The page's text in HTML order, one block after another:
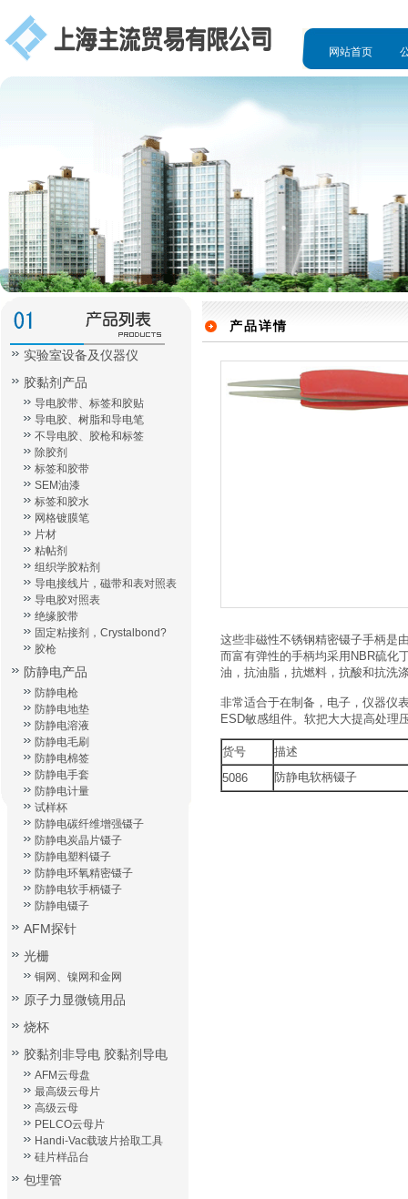
网站首页
产品详情
这些非磁性不锈钢精密镊子手柄是
而富有弹性的手柄均采用 NBR硫化
油 ，抗油脂 ，抗燃料 ，抗酸和抗洗
非常适合于在制备 ， 电子，仪器仪
ESD敏感组件。 软把大大提高处理
货号
描述
5086
防静电软柄镊子
实验室设备及仪器仪
胶黏剂产品
导电胶带、标签和胶贴
导电胶、树脂和导电笔
不导电胶、胶枪和标签
除胶剂
标签和胶带
SEM油漆
标签和胶水
网格镀膜笔
片材
粘帖剂
组织学胶粘剂
导电接线片，磁带和表对照表
导电胶对照表
绝缘胶带
固定粘接剂，Crystalbond?
胶枪
防静电产品
防静电枪
防静电地垫
防静电溶液
防静电毛刷
防静电棉签
防静电手套
防静电计量
试样杯
防静电碳纤维增强镊子
防静电炭晶片镊子
防静电塑料镊子
防静电环氧精密镊子
防静电软手柄镊子
防静电镊子
AFM探针
光栅
铜网、镍网和金网
原子力显微镜用品
烧杯
胶黏剂非导电 胶黏剂导电
AFM云母盘
最高级云母片
高级云母
PELCO云母片
Handi-Vac载玻片拾取工具
硅片样品台
包埋管